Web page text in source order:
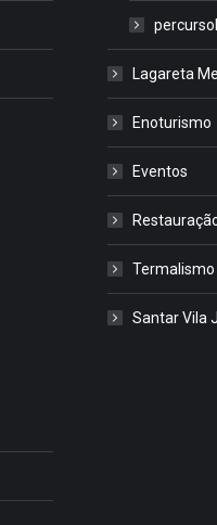
Lagareta
Enoturismo
Eventos
Termalismo
Santar Vila